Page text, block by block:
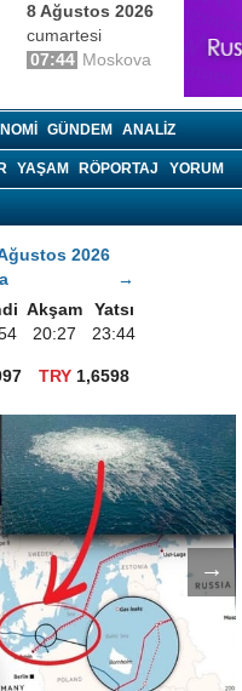
8 Ağustos 2026
cumartesi
07:44 Moskova
GÜNDEM ANALIZ
YAŞAM RÖPORTAJ YORUM
2026
→
Akşam
Yatsı
20:27 23:44
TRY1,6598
→